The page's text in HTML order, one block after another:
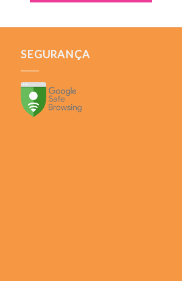
SEGURANÇA